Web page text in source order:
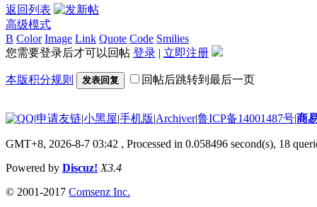
返回列表
高级模式
B Color Image Link Quote Code Smilies
您需要登录后才可以回帖 登录 | 立即注册
本版积分规则 发表回复 回帖后跳转到最后一页
|申请友链|小黑屋|手机版|Archiver|鲁ICP备14001487号|商
GMT+8, 2026-8-7 03:42 , Processed in 0.058496 second(s), 18
Powered by Discuz! X3.4
© 2001-2017 Comsenz Inc.